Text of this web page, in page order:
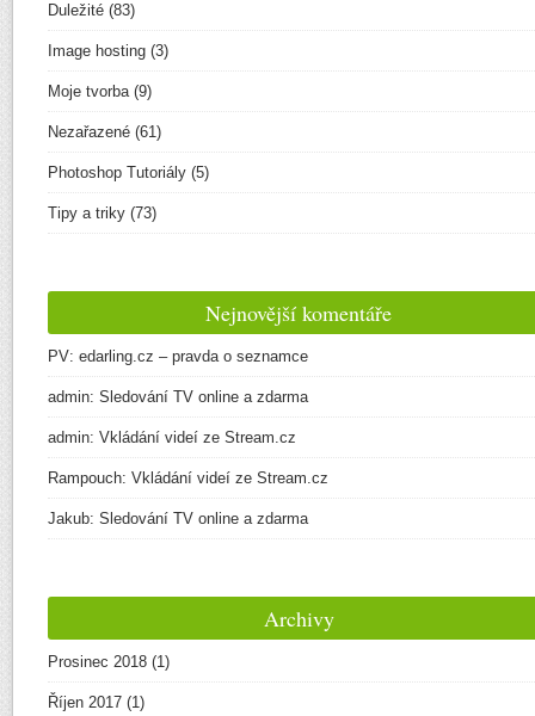
Duležité (83)
Image hosting (3)
Moje tvorba(9)
Nezařazené (61)
Photoshop Tutoriály (5)
Tipy a triky (73)
Nejnovější komentáře
PV: edarling.cz – pravda o seznamce
admin: Sledování TV online a zdarma
admin: Vkládání videí ze Stream.cz
Rampouch: Vkládání videí ze Stream.cz
Jakub: Sledování TV online a zdarma
Archivy
Prosinec 2018 (1)
Říjen 2017 (1)